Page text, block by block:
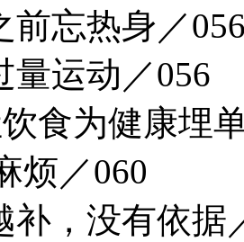
前忘热身／
量运动／056
饮食为健康埋
烦／060
补，没有依据